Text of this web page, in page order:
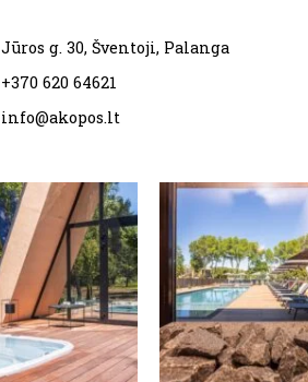
Jūros g. 30, Šventoji, Palanga
+370 620 64621
info@akopos.lt